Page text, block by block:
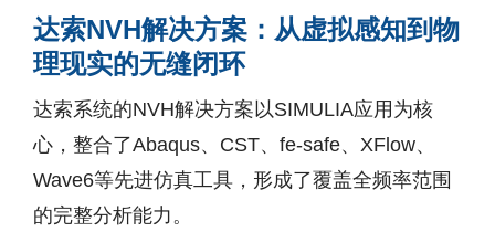
达索NVH解决方案：从虚拟感知到物
理现实的无缝闭环
达索系统的NVH解决方案以SIMULIA应用为核
心，整合了Abaqus、CST、fe-safe、XFlow、
Wave6等先进仿真工具，形成了覆盖全频率范围
的完整分析能力。